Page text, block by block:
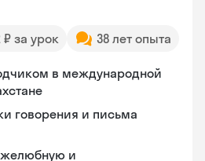
₽ за урок 38 лет опыта
в международной
говорения и письма
и